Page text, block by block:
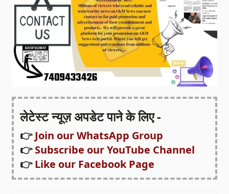
लेटेस्ट न्यूज़ अपडेट पाने के लिए -
👉Join our WhatsApp Group
👉Subscribe our YouTube Channel
👉Like our Facebook Page